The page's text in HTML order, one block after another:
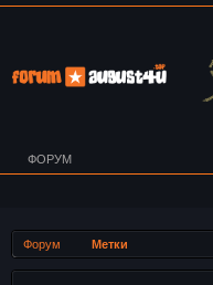
Форум Метки
ФОРУМ